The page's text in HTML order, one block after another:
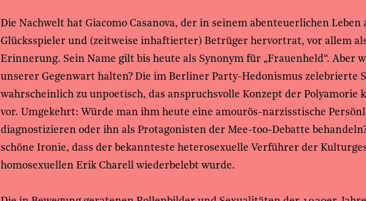
Die Nachwelt hat Giacomo Casanova, der in seinem abenteuerlichen
Glücksspieler und (zeitweise inhaftierter) Betrüger hervortrat, vor allem
Erinnerung. Sein Name gilt bis heute als Synonym für „Frauenheld“. Aber
unserer Gegenwart halten? Die im Berliner Party-Hedonismus zelebrierte
wahrscheinlich zu unpoetisch, das anspruchsvolle Konzept der Polyamorie
vor. Umgekehrt: Würde man ihm heute eine amourös-narzisstische
diagnostizieren oder ihn als Protagonisten der Mee-too-Debatte
schöne Ironie, dass der bekannteste heterosexuelle Verführer der
homosexuellen Erik Charell wiederbelebt wurde.